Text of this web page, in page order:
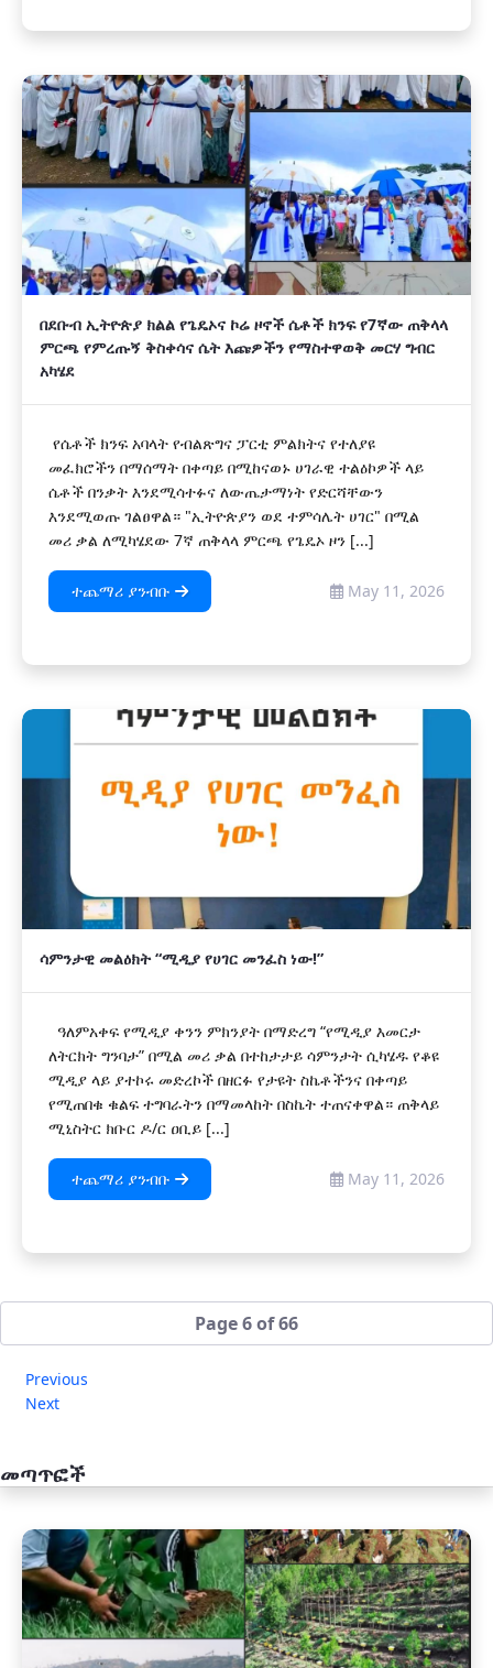
በደቡብ ኢትዮጵያ ክልል የጌዴኦና ኮሬ ዞኖች ሴቶች ክንፍ የ7ኛው ጠቅላላ
ምርጫ የምረጡኝ ቅስቀሳና ሴት እጩዎችን የማስተዋወቅ መርሃ ግብር
አካሄደ
የሴቶች ክንፍ አባላት የብልጽግና ፓርቲ ምልክትና የተለያዩ
መፈክሮችን በማሰማት በቀጣይ በሚከናወኑ ሀገራዊ ተልዕኮዎች ላይ
ሴቶች በንቃት እንደሚሳተፉና ለውጤታማነት የድርሻቸውን
እንደሚወጡ ገልፀዋል። "ኢትዮጵያን ወደ ተምሳሌት ሀገር" በሚል
መሪ ቃል ለሚካሄደው 7ኛ ጠቅላላ ምርጫ የጌዴኦ ዞን [...]
ተጨማሪ ያንብቡ May 11, 2026
ሳምንታዊ መልዕክት “ሚዲያ የሀገር መንፈስ ነው!”
ዓለምአቀፍ የሚዲያ ቀንን ምክንያት በማድረግ “የሚዲያ እመርታ
ለትርክት ግንባታ” በሚል መሪ ቃል በተከታታይ ሳምንታት ሲካሄዱ የቆዩ
ሚዲያ ላይ ያተኮሩ መድረኮች በዘርፉ የታዩት ስኬቶችንና በቀጣይ
የሚጠበቁ ቁልፍ ተግባራትን በማመላከት በስኬት ተጠናቀዋል። ጠቅላይ
ሚኒስትር ክቡር ዶ/ር ዐቢይ [...]
ተጨማሪ ያንብቡ May 11, 2026
Page 6 of 66
Previous
Next
መጣጥፎች
አዲስ